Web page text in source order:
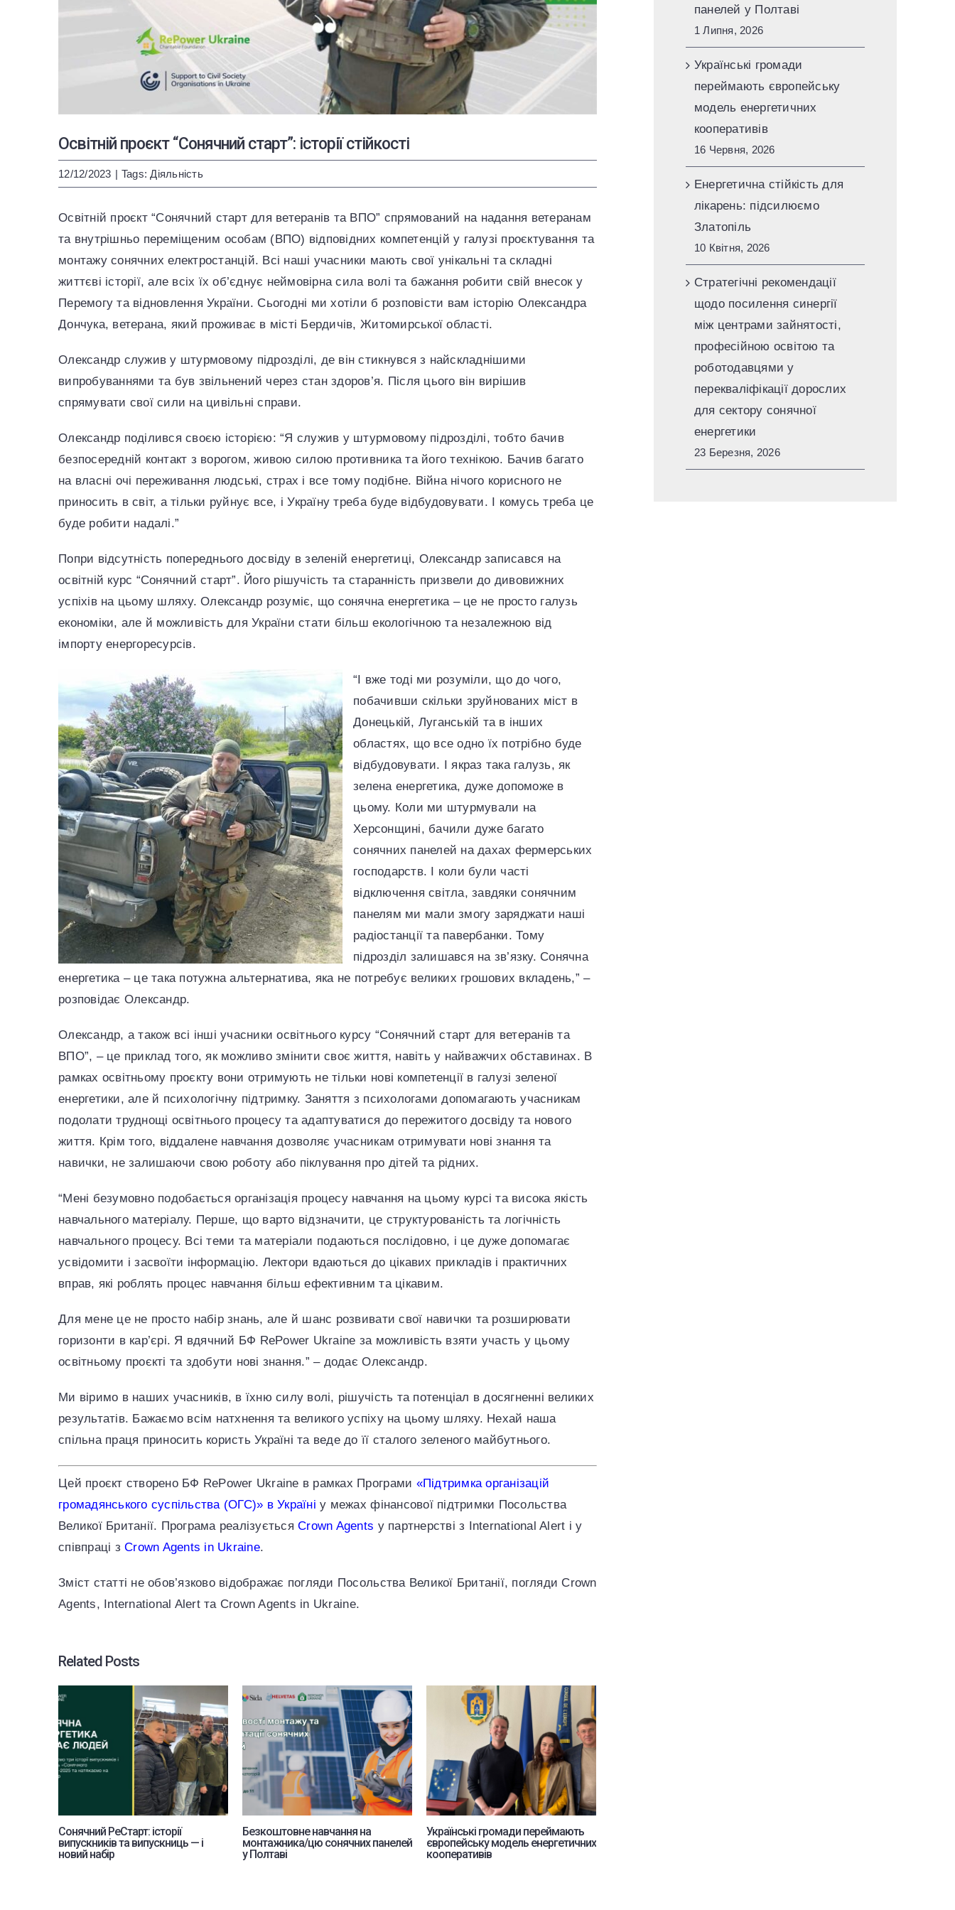
Освітній проєкт “Сонячний старт”: історії стійкості
12/12/2023 | Tags:Діяльність
Освітній проєкт “Сонячний старт для ветеранів та ВПО” спрямований на надання ветеранам
та внутрішньо переміщеним особам (ВПО) відповідних компетенцій у галузі проєктування та
монтажу сонячних електростанцій. Всі наші учасники мають свої унікальні та складні
життєві історії, але всіх їх об’єднує неймовірна сила волі та бажання робити свій внесок у
Перемогу та відновлення України. Сьогодні ми хотіли б розповісти вам історію Олександра
Дончука, ветерана, який проживає в місті Бердичів, Житомирської області.
Олександр служив у штурмовому підрозділі, де він стикнувся з найскладнішими
випробуваннями та був звільнений через стан здоров’я. Після цього він вирішив
спрямувати свої сили на цивільні справи.
Олександр поділився своєю історією: “Я служив у штурмовому підрозділі, тобто бачив
безпосередній контакт з ворогом, живою силою противника та його технікою. Бачив багато
на власні очі переживання людські, страх і все тому подібне. Війна нічого корисного не
приносить в світ, а тільки руйнує все, і Україну треба буде відбудовувати. І комусь треба це
буде робити надалі.”
Попри відсутність попереднього досвіду в зеленій енергетиці, Олександр записався на
освітній курс “Сонячний старт”. Його рішучість та старанність призвели до дивовижних
успіхів на цьому шляху. Олександр розуміє, що сонячна енергетика – це не просто галузь
економіки, але й можливість для України стати більш екологічною та незалежною від
імпорту енергоресурсів.
“І вже тоді ми розуміли, що до чого,
побачивши скільки зруйнованих міст в
Донецькій, Луганській та в інших
областях, що все одно їх потрібно буде
відбудовувати. І якраз така галузь, як
зелена енергетика, дуже допоможе в
цьому. Коли ми штурмували на
Херсонщині, бачили дуже багато
сонячних панелей на дахах фермерських
господарств. І коли були часті
відключення світла, завдяки сонячним
панелям ми мали змогу заряджати наші
радіостанції та павербанки. Тому
підрозділ залишався на зв’язку. Сонячна
енергетика – це така потужна альтернатива, яка не потребує великих грошових вкладень,” –
розповідає Олександр.
Олександр, а також всі інші учасники освітнього курсу “Сонячний старт для ветеранів та
ВПО”, – це приклад того, як можливо змінити своє життя, навіть у найважчих обставинах. В
рамках освітньому проєкту вони отримують не тільки нові компетенції в галузі зеленої
енергетики, але й психологічну підтримку. Заняття з психологами допомагають учасникам
подолати труднощі освітнього процесу та адаптуватися до пережитого досвіду та нового
життя. Крім того, віддалене навчання дозволяє учасникам отримувати нові знання та
навички, не залишаючи свою роботу або піклування про дітей та рідних.
“Мені безумовно подобається організація процесу навчання на цьому курсі та висока якість
навчального матеріалу. Перше, що варто відзначити, це структурованість та логічність
навчального процесу. Всі теми та матеріали подаються послідовно, і це дуже допомагає
усвідомити і засвоїти інформацію. Лектори вдаються до цікавих прикладів і практичних
вправ, які роблять процес навчання більш ефективним та цікавим.
Для мене це не просто набір знань, але й шанс розвивати свої навички та розширювати
горизонти в кар’єрі. Я вдячний БФ RePower Ukraine за можливість взяти участь у цьому
освітньому проєкті та здобути нові знання.” – додає Олександр.
Ми віримо в наших учасників, в їхню силу волі, рішучість та потенціал в досягненні великих
результатів. Бажаємо всім натхнення та великого успіху на цьому шляху. Нехай наша
спільна праця приносить користь Україні та веде до її сталого зеленого майбутнього.
Цей проєкт створено БФ RePower Ukraine в рамках Програми «Підтримка організацій
громадянського суспільства (ОГС)» в Україні у межах фінансової підтримки Посольства
Великої Британії. Програма реалізуєтьсяCrown Agents у партнерстві з International Alert і у
співпраці зCrown Agents in Ukraine.
Зміст статті не обов’язково відображає погляди Посольства Великої Британії, погляди Crown
Agents, International Alert та Crown Agents in Ukraine.
Related Posts
Сонячний РеСтарт: історії
випускників та випускниць — і
новий набір
Безкоштовне навчання на
монтажника/цю сонячних панелей
у Полтаві
Українські громади переймають
європейську модель енергетичних
кооперативів
панелей у Полтаві
1 Липня, 2026
Українські громади
переймають європейську
модель енергетичних
кооперативів
16 Червня, 2026
Енергетична стійкість для
лікарень: підсилюємо
Златопіль
10 Квітня, 2026
Стратегічні рекомендації
щодо посилення синергії
між центрами зайнятості,
професійною освітою та
роботодавцями у
перекваліфікації дорослих
для сектору сонячної
енергетики
23 Березня, 2026